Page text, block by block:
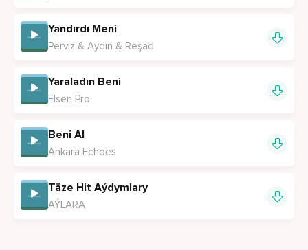
Yandırdı Meni
Perviz & Aydın & Reşad
Yaraladın Beni
Elsen Pro
Beni Al
Ankara Echoes
Täze Hit Aýdymlary
AÝLARA